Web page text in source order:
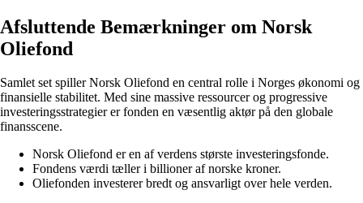
Afsluttende Bemærkninger om Norsk
Oliefond
Samlet set spiller Norsk Oliefond en central rolle i Norges økonomi og
finansielle stabilitet. Med sine massive ressourcer og progressive
investeringsstrategier er fonden en væsentlig aktør på den globale
finansscene.
Norsk Oliefond er en af verdens største investeringsfonde.
Fondens værdi tæller i billioner af norske kroner.
Oliefonden investerer bredt og ansvarligt over hele verden.